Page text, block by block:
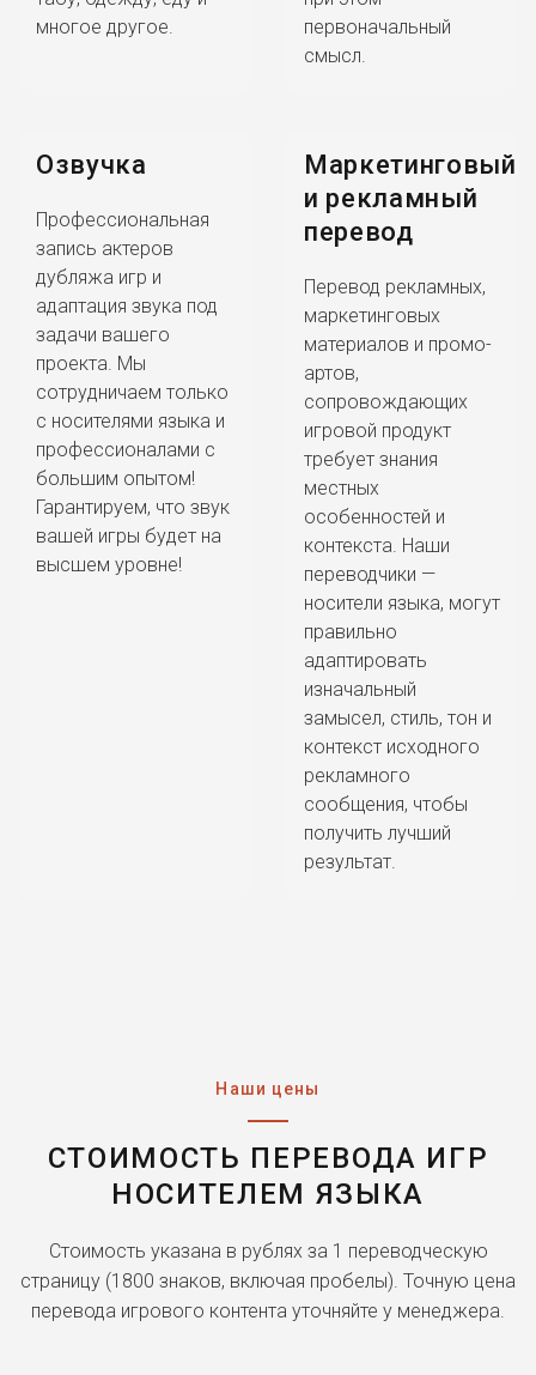
многое другое.
первоначальный
смысл.
Озвучка
Профессиональная
запись актеров
дубляжа игр и
адаптация звука под
задачи вашего
проекта. Мы
сотрудничаем только
с носителями языка и
профессионалами с
большим опытом!
Гарантируем, что звук
вашей игры будет на
высшем уровне!
Маркетинговый
и рекламный
перевод
Перевод рекламных,
маркетинговых
материалов и промо-
артов,
сопровождающих
игровой продукт
требует знания
местных
особенностей и
контекста. Наши
переводчики —
носители языка, могут
правильно
адаптировать
изначальный
замысел, стиль, тон и
контекст исходного
рекламного
сообщения, чтобы
получить лучший
результат.
Наши цены
СТОИМОСТЬ ПЕРЕВОДА ИГР
НОСИТЕЛЕМ ЯЗЫКА
Стоимость указана в рублях за 1 переводческую
страницу (1800 знаков, включая пробелы). Точную цена
перевода игрового контента уточняйте у менеджера.